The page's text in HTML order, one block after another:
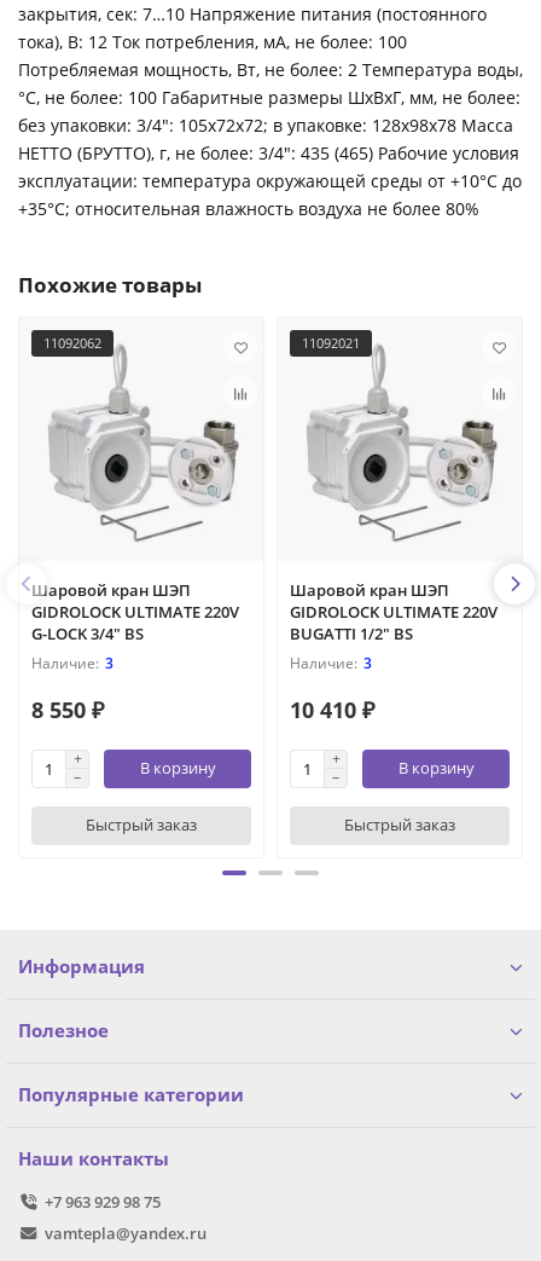
закрытия, сек: 7…10 Напряжение питания (постоянного
тока), В: 12 Ток потребления, мА, не более: 100
Потребляемая мощность, Вт, не более: 2 Температура воды,
°С, не более: 100 Габаритные размеры ШхВхГ, мм, не более:
без упаковки: 3/4″: 105х72х72; в упаковке: 128х98х78 Масса
НЕТТО (БРУТТО), г, не более: 3/4″: 435 (465) Рабочие условия
эксплуатации: температура окружающей среды от +10°С до
+35°С; относительная влажность воздуха не более 80%
Похожие товары
11092062
Шаровой кран ШЭП
GIDROLOCK ULTIMATE 220V
G-LOCK 3/4" BS
3
8 550 ₽
В корзину
Быстрый заказ
11092021
Шаровой кран ШЭП
GIDROLOCK ULTIMATE 220V
BUGATTI 1/2" BS
3
10 410 ₽
В корзину
Быстрый заказ
Информация
Полезное
Популярные категории
Наши контакты
+7 963 929 98 75
vamtepla@yandex.ru